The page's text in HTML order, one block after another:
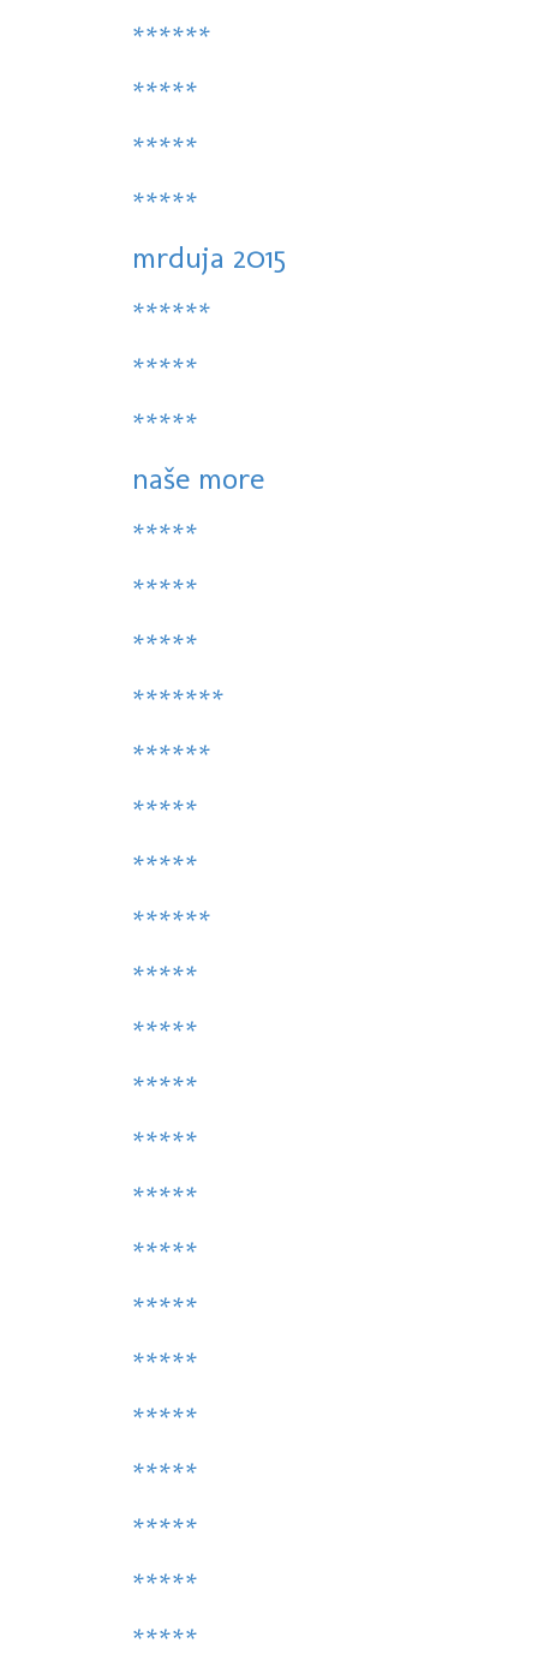
******
*****
*****
*****
mrduja 2015
******
*****
*****
naše more
*****
*****
*****
*******
******
*****
*****
******
*****
*****
*****
*****
*****
*****
*****
*****
*****
*****
*****
*****
*****